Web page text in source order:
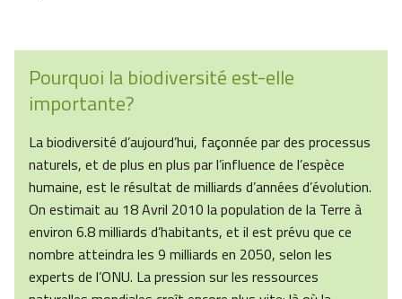
Pourquoi la biodiversité est-elle
importante?
La biodiversité d’aujourd’hui, façonnée par des processus
naturels, et de plus en plus par l’influence de l’espèce
humaine, est le résultat de milliards d’années d’évolution.
On estimait au 18 Avril 2010 la population de la Terre à
environ 6.8 milliards d’habitants, et il est prévu que ce
nombre atteindra les 9 milliards en 2050, selon les
experts de l’ONU. La pression sur les ressources